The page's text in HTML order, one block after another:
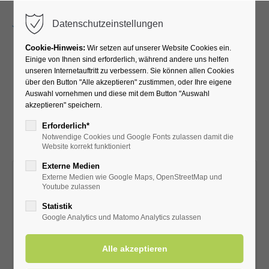
Badeärzte & Apotheken
Bad Westernkotten
Datenschutzeinstellungen
Cookie-Hinweis: Wir setzen auf unserer Website Cookies ein.
Einige von Ihnen sind erforderlich, während andere uns helfen
unseren Internetauftritt zu verbessern. Sie können allen Cookies
über den Button "Alle akzeptieren" zustimmen, oder Ihre eigene
Auswahl vornehmen und diese mit dem Button "Auswahl
akzeptieren" speichern.
Erforderlich*
Notwendige Cookies und Google Fonts zulassen damit die
Website korrekt funktioniert
Externe Medien
Externe Medien wie Google Maps, OpenStreetMap und
Youtube zulassen
Statistik
Google Analytics und Matomo Analytics zulassen